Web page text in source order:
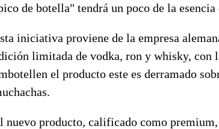
de botella" tendrá un poco de la esencia
iniciativa proviene de la empresa
limitada de vodka, ron y whisky, con
el producto este es derramado
nuevo producto, calificado como